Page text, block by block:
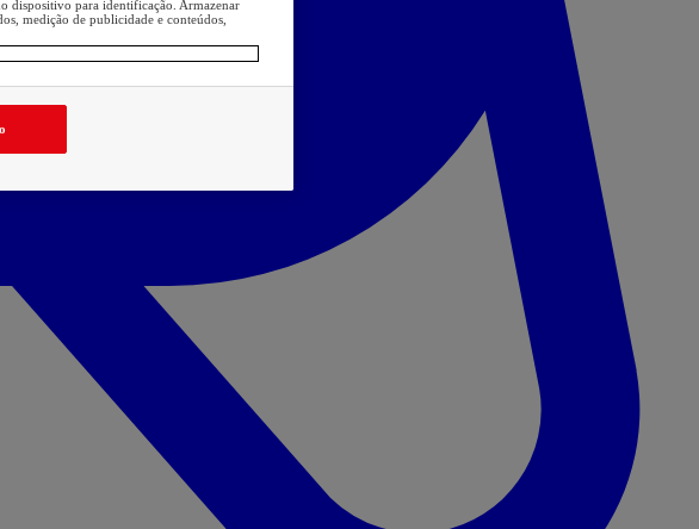
dispositivo para identificação. Armazenar
medição de publicidade e conteúdos,